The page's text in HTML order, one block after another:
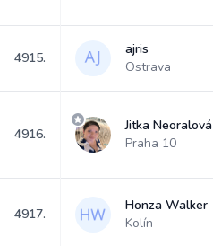
4915.
ajris
Ostrava
4916.
Jitka Neoralová
Praha 10
4917.
Honza Walker
Kolín